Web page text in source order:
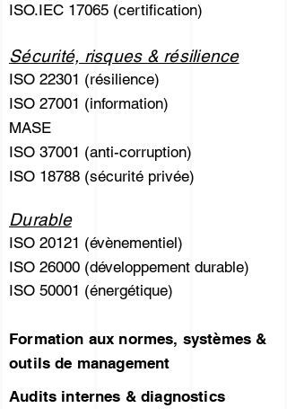
ISO.IEC 17065 (certification)
Sécurité, risques & résilience
ISO 22301 (résilience)
ISO 27001 (information)
MASE
ISO 37001 (anti-corruption)
ISO 18788 (sécurité privée)
Durable
ISO 20121 (évènementiel)
ISO 26000 (développement durable)
ISO 50001 (énergétique)
Formation aux normes, systèmes &
outils de management
Audits internes & diagnostics